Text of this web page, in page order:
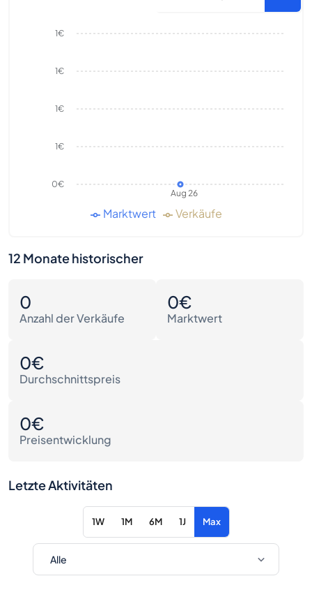
Aug 26
0€
1€
1€
1€
1€
Marktwert Verkäufe
12 Monate historischer
0
Anzahl der Verkäufe
0€
Marktwert
0€
Durchschnittspreis
0€
Preisentwicklung
Letzte Aktivitäten
1W 1M 6M 1J Max